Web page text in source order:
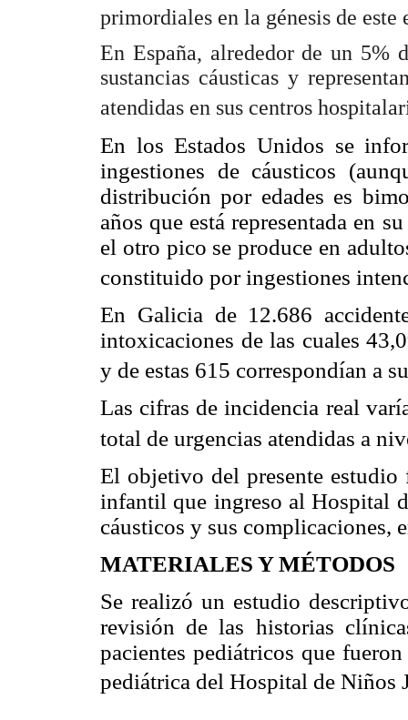
primordiales en la génesis de este
En España, alrededor de un 5%
sustancias cáusticas y
atendidas en sus centros
En los Estados Unidos se
ingestiones de cáusticos
distribución por edades es
años que está representada en
el otro pico se produce en
constituido por ingestiones
En Galicia de 12.686
intoxicaciones de las cuales
y de estas 615 correspondían a
Las cifras de incidencia real
total de urgencias atendidas a
El objetivo del presente
infantil que ingreso al Hospital
cáusticos y sus complicaciones,
MATERIALES Y MÉTODOS
Se realizó un estudio
revisión de las historias
pacientes pediátricos que
pediátrica del Hospital de Niños